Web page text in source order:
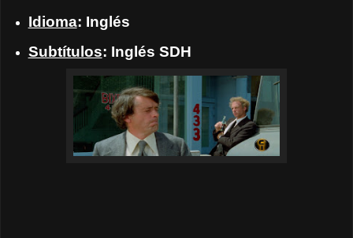
Idioma: Inglés
Subtítulos: Inglés SDH